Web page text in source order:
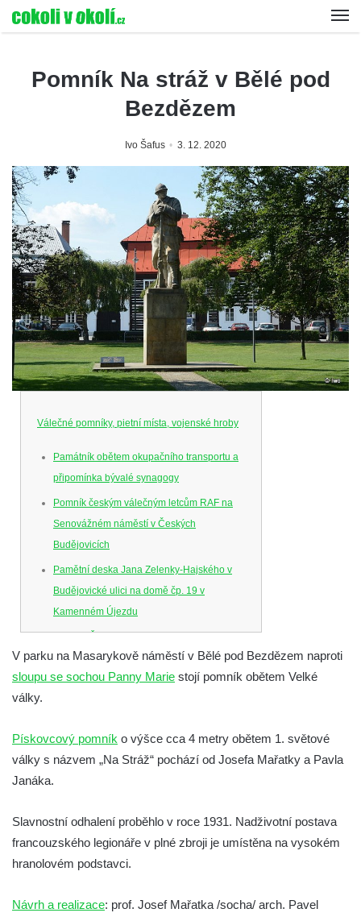
Pomník Na stráž v Bělé pod
Bezdězem
Ivo Šafus 3. 12. 2020
Válečné pomníky, pietní místa, vojenské hroby
Památník obětem okupačního transportu a
připomínka bývalé synagogy
Pomník českým válečným letcům RAF na
Senovážném náměstí v Českých
Budějovicích
Pamětní deska Jana Zelenky-Hajského v
Budějovické ulici na domě čp. 19 v
Kamenném Újezdu
Kenotaf Šimona Valhy na starém hřbitově v
Kamenném Újezdě
Kenotaf Václava B. Hájka na starém
Kamenném Újezdě
Kenotaf Josefa Jílka na hřbitově ve
Velešíně
Hrob Jana Foitla na hřbitově ve Velešíně
V parku na Masarykově náměstí v Bělé pod Bezdězem naproti
sloupu se sochou Panny Marie stojí pomník obětem Velké
války.
Pískovcový pomník o výšce cca 4 metry obětem 1. světové
války s názvem „Na Stráž“ pochází od Josefa Mařatky a Pavla
Janáka.
Slavnostní odhalení proběhlo v roce 1931. Nadživotní postava
francouzského legionáře v plné zbroji je umístěna na vysokém
hranolovém podstavci.
Návrh a realizace: prof. Josef Mařatka /socha/ arch. Pavel